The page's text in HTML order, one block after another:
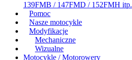
139FMB / 147FMD / 152FMH itp.
Pomoc
Nasze motocykle
Modyfikacje
Mechaniczne
Wizualne
Motocykle / Motorowery